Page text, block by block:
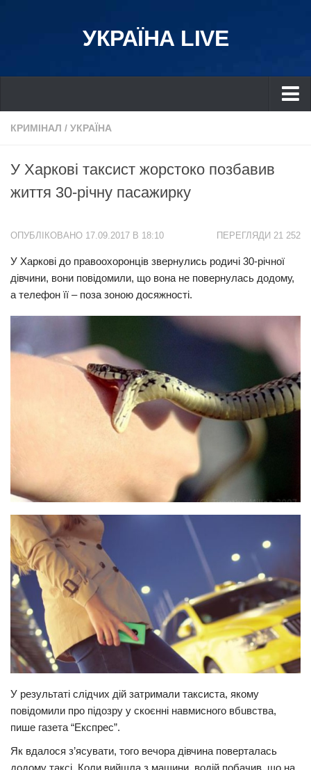
УКРАЇНА LIVE
Україна
Дніпро
Львів
Харків
Донбас
Одеса
Економіка
Історії
Рецепти
Привітання
Здоров’я
Події
Кримінал
Трагедії
Курйози
Суспільство
Культура
КРИМІНАЛ / УКРАЇНА
У Харкові таксист жopcтоко позбaвив
життя 30-річну пасажирку
ПЕРЕГЛЯДИ 21 252
ОПУБЛІКОВАНО 17.09.2017 В 18:10
У Харкові до правooхоронців звернулись родичі 30-річної
дівчини, вони повідомили, що вона не повернулась додому,
а телефон її – поза зоною досяжності.
У результаті слiдчих дій затримали таксиста, якому
повідомили про підoзру у скоєнні навмисного вбuвства,
пише газета “Експрес”.
Як вдалося з’ясувати, того вечора дівчина поверталась
додому таксі. Коли вийшла з машини, водій побачив, що на